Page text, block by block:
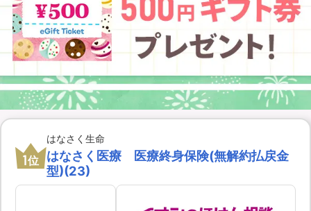
1位
はなさく生命
はなさく医療 医療終身保険(無解約払戻金
型)(23)